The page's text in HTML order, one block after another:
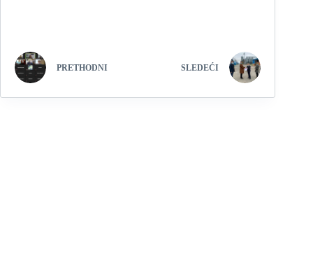
PRETHODNI SLEDEĆI